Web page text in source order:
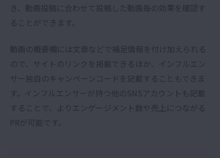
き、動画投稿に合わせて投稿した動画毎の効果を確認す
ることができます。
動画の概要欄には文章などで補足情報を付け加えられる
ので、サイトのリンクを掲載できるほか、インフルエン
サー独自のキャンペーンコードを記載することもできま
す。インフルエンサーが持つ他のSNSアカウントも記載
することで、よりエンゲージメント数や売上につながる
PRが可能です。